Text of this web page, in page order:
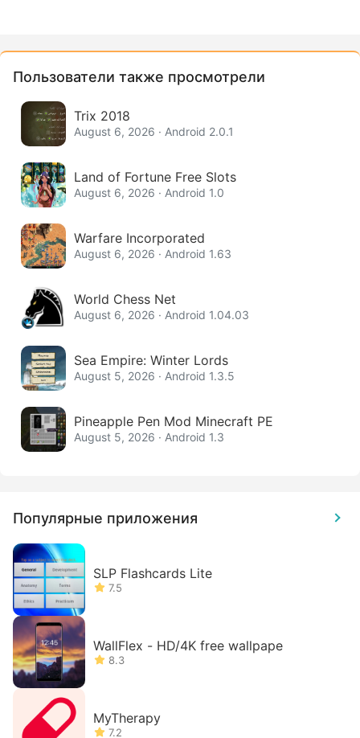
Пользователи также просмотрели
Trix 2018
August 6, 2026 · Android 2.0.1
Land of Fortune Free Slots
August 6, 2026 · Android 1.0
Warfare Incorporated
August 6, 2026 · Android 1.63
World Chess Net
August 6, 2026 · Android 1.04.03
Sea Empire: Winter Lords
August 5, 2026 · Android 1.3.5
Pineapple Pen Mod Minecraft PE
August 5, 2026 · Android 1.3
Популярные приложения
SLP Flashcards Lite
7.5
WallFlex - HD/4K free wallpape
8.3
MyTherapy
7.2